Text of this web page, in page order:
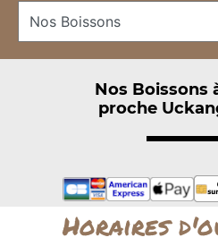
Nos Boissons
proche
Horaires